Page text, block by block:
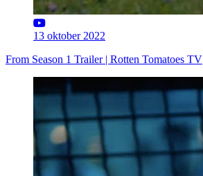
13 oktober 2022
From Season 1 Trailer | Rotten Tomatoes TV